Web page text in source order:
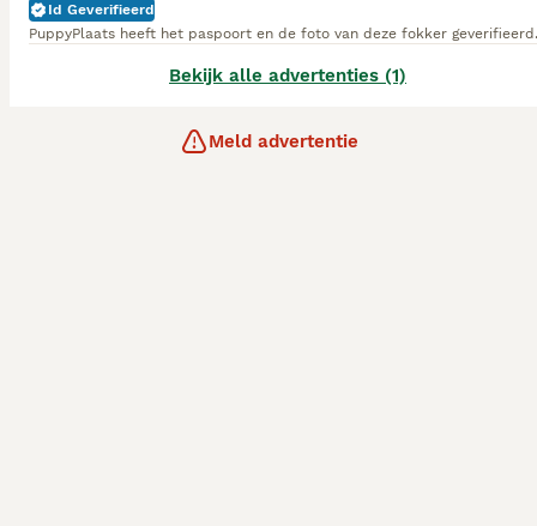
Id Geverifieerd
PuppyPlaats heeft het paspoort en de foto van deze fokker geverifieerd.
Bekijk alle advertenties (1)
Meld advertentie